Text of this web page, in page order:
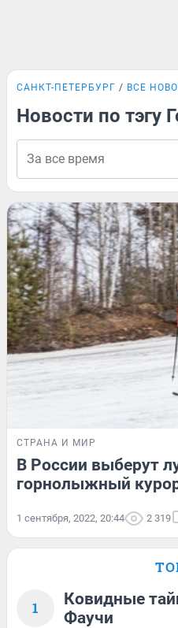
САНКТ-ПЕТЕРБУРГ ВСЕ
Новости по тэгу
СТРАНА И МИР
В России выберут
горнолыжный
1 сентября, 2022, 20:44 2 319
1
Ковидные
Фаучи